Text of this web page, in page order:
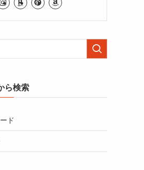
ら検索
ド